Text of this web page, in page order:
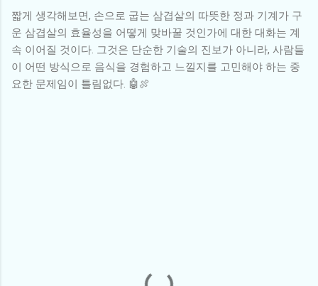
짧게 생각해보면, 손으로 굽는 삼겹살의 따뜻한 정과 기계가 구
운 삼겹살의 효율성을 어떻게 맞바꿀 것인가에 대한 대화는 계
속 이어질 것이다. 그것은 단순한 기술의 진보가 아니라, 사람들
이 어떤 방식으로 음식을 경험하고 느낄지를 고민해야 하는 중
요한 문제임이 틀림없다. 🤖🍖